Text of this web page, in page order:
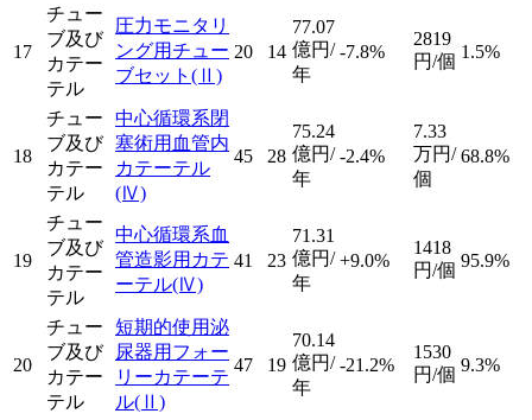
17
チュー
ブ及び
カテー
テル
圧力モニタリ
ング用チュー
ブセット (Ⅱ)
20 14
77.07
億円/
年
-7.8%
2819
円/個 1.5%
18
チュー
ブ及び
カテー
テル
中心循環系閉
塞術用血管内
カテーテル
(Ⅳ)
45 28
75.24
億円/
年
-2.4%
7.33
万円/
個
68.8%
19
チュー
ブ及び
カテー
テル
中心循環系血
管造影用カテ
ーテル(Ⅳ)
41 23
71.31
億円/
年
+9.0%
1418
円/個 95.9%
20
チュー
ブ及び
カテー
テル
短期的使用泌
尿器用フォー
リーカテーテ
ル(Ⅱ)
47 19
70.14
億円/
年
-21.2%
1530
円/個 9.3%